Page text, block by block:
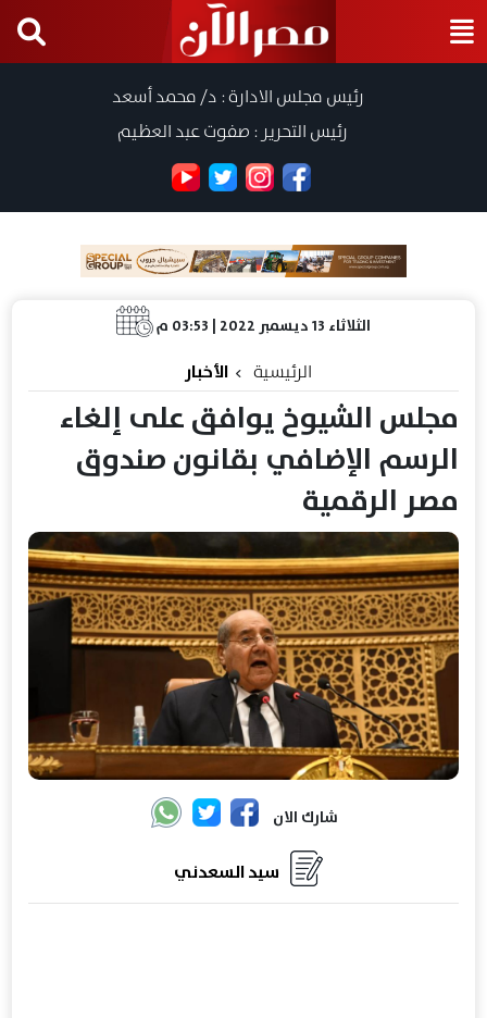
رئيس مجلس الادارة : د/ محمد أسعد
رئيس التحرير : صفوت عبد العظيم
الثلاثاء 13 ديسمبر 2022 | 03:53 م
الرئيسية الأخبار
مجلس الشيوخ يوافق على إلغاء
الرسم الإضافي بقانون صندوق
مصر الرقمية
شارك الان
سيد السعدني